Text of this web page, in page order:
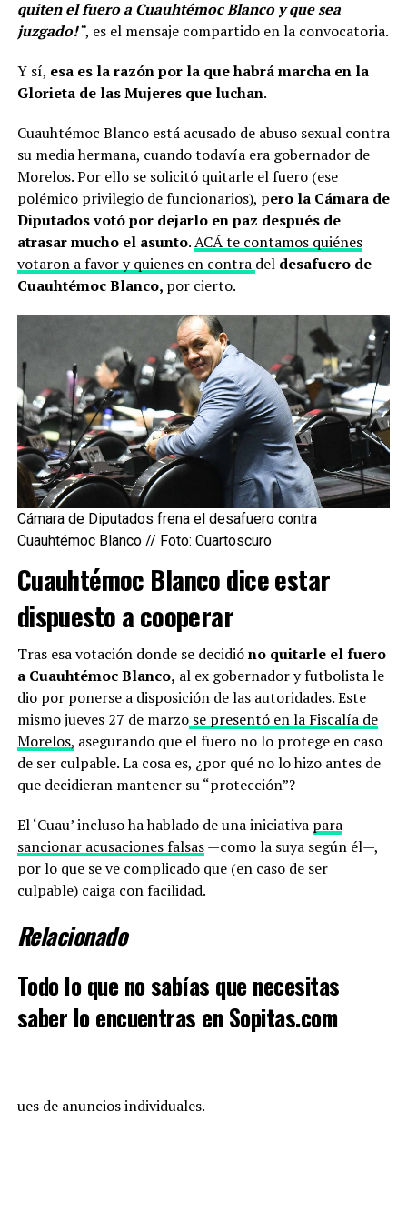
Esperamos que exista una cura para las palmeras
capitalinas./Imagen Cosecha de Vida Facebook
Así se ha dado la triste historia de las palmeras
californianas de la CDMX. De momento no hay una
desaparece sin remedio y tristemente, el paisaje
urbano al que estábamos acostumbrados quedará
desolado y por el momento le tenemos que decir adiós a
las icónicas palmeras californianas.
The post La triste historia de las palmeras californianas
de la CDMX appeared first on Sopitas.com.
ues de anuncios individuales.
quiten el fuero a Cuauhtémoc Blanco y que sea
juzgado!“, es el mensaje compartido en la convocatoria.
Y sí, esa es la razón por la que habrá marcha en la
Glorieta de las Mujeres que luchan.
Cuauhtémoc Blanco está acusado de abuso sexual contra
su media hermana, cuando todavía era gobernador de
Morelos. Por ello se solicitó quitarle el fuero (ese
polémico privilegio de funcionarios), pero la Cámara de
Diputados votó por dejarlo en paz después de
atrasar mucho el asunto.ACÁ te contamos quiénes
votaron a favor y quienes en contra del desafuero de
Cuauhtémoc Blanco, por cierto.
Cámara de Diputados frena el desafuero contra
Cuauhtémoc Blanco // Foto: Cuartoscuro
Cuauhtémoc Blanco dice estar
dispuesto a cooperar
Tras esa votación donde se decidióno quitarle el fuero
a Cuauhtémoc Blanco, al ex gobernador y futbolista le
dio por ponerse a disposición de las autoridades. Este
mismo jueves 27 de marzose presentó en la Fiscalía de
Morelos, asegurando que el fuero no lo protege en caso
de ser culpable. La cosa es, ¿por qué no lo hizo antes de
que decidieran mantener su “protección”?
El ‘Cuau’ incluso ha hablado de una iniciativa para
sancionar acusaciones falsas—como la suya según él—,
por lo que se ve complicado que (en caso de ser
culpable) caiga con facilidad.
Relacionado
Todo lo que no sabías que necesitas
saber lo encuentras en Sopitas.com
ues de anuncios individuales.